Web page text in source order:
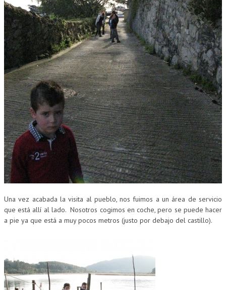
Una vez acabada la visita al pueblo, nos fuimos a un área de servicio
que está allí al lado. Nosotros cogimos en coche, pero se puede hacer
a pie ya que está a muy pocos metros (justo por debajo del castillo).